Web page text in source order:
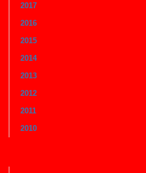
2017
2016
2015
2014
2013
2012
2011
2010